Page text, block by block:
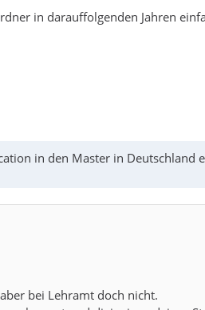
in darauffolgenden Jahren
in den Master in Deutschland
bei Lehramt doch nicht.